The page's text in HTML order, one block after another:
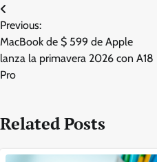
Post
navigation
Previous:
MacBook de $ 599 de Apple
lanza la primavera 2026 con A18
Pro
Related Posts